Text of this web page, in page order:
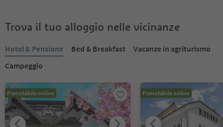
Trova il tuo alloggio nelle vicinanze
Hotel & Pensione Bed & Breakfast
Vacanze in agriturismo
Campeggio
Prenotabile online Prenotabile online